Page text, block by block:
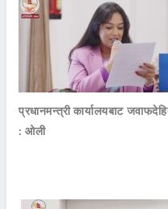
प्रधानमन्त्री कार्यालयबाट
: ओली